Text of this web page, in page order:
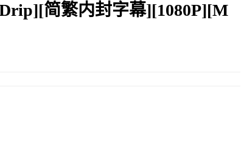
简繁内封字幕][1080P][M